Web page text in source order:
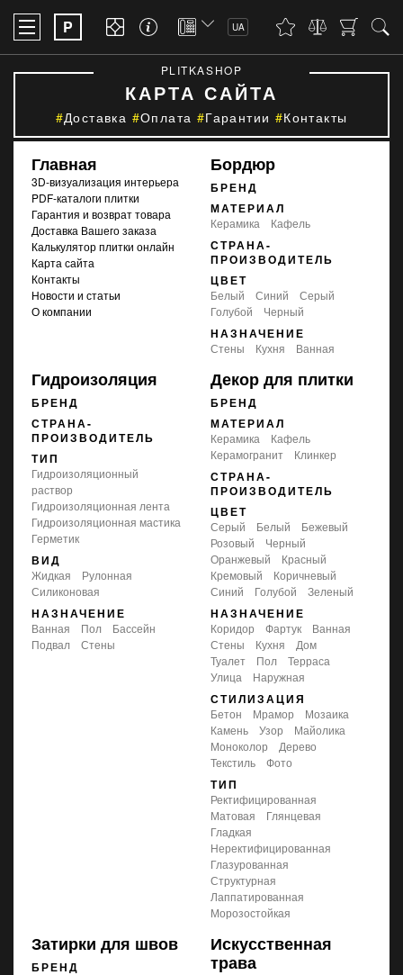
P UA
PLITKASHOP
КАРТА САЙТА
Доставка Оплата Гарантии Контакты
Главная
3D-визуализация интерьера
PDF-каталоги плитки
Гарантия и возврат товара
Доставка Вашего заказа
Калькулятор плитки онлайн
Карта сайта
Контакты
Новости и статьи
О компании
Бордюр
БРЕНД
МАТЕРИАЛ
Керамика Кафель
СТРАНА-
ПРОИЗВОДИТЕЛЬ
ЦВЕТ
белый синий
серый
голубой
черный
НАЗНАЧЕНИЕ
стены кухня ванная
Гидроизоляция
БРЕНД
СТРАНА-
ПРОИЗВОДИТЕЛЬ
ТИП
гидроизоляционный
раствор
гидроизоляционная лента
гидроизоляционная мастика
герметик
ВИД
жидкая
рулонная
силиконовая
НАЗНАЧЕНИЕ
ванная пол
бассейн
подвал
стены
Декор для плитки
БРЕНД
МАТЕРИАЛ
Керамика
Кафель
Керамогранит
Клинкер
СТРАНА-
ПРОИЗВОДИТЕЛЬ
ЦВЕТ
серый белый
бежевый
розовый
черный
оранжевый
красный
кремовый
коричневый
синий
голубой зеленый
НАЗНАЧЕНИЕ
коридор фартук
ванная
стены
кухня
дом
туалет
пол
терраса
улица
наружная
СТИЛИЗАЦИЯ
бетон мрамор
мозаика
камень
узор
майолика
моноколор
дерево
текстиль
фото
ТИП
ректифицированная
матовая
глянцевая
гладкая
неректифицированная
глазурованная
структурная
лаппатированная
морозостойкая
Затирки для швов
БРЕНД
Искусственная
трава